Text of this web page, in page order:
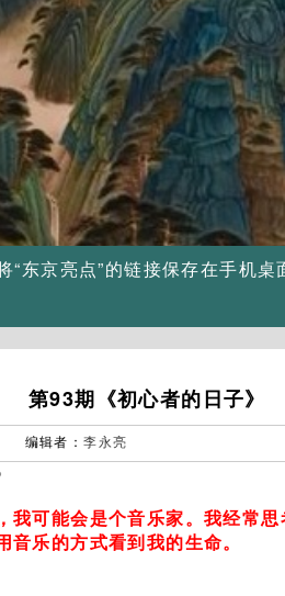
“东京亮点”的链接保存在手机
第93期《初心者的日子》
编辑者：李永亮
我可能会是个音乐家。我经常
乐的方式看到我的生命。